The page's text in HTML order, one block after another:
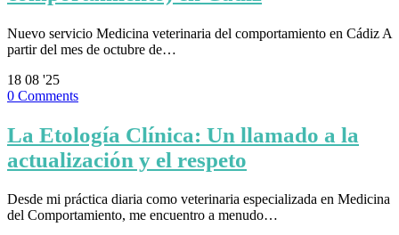
Nuevo servicio Medicina veterinaria del comportamiento en Cádiz A
partir del mes de octubre de…
18 08 '25
0 Comments
La Etología Clínica: Un llamado a la
actualización y el respeto
Desde mi práctica diaria como veterinaria especializada en Medicina
del Comportamiento, me encuentro a menudo…